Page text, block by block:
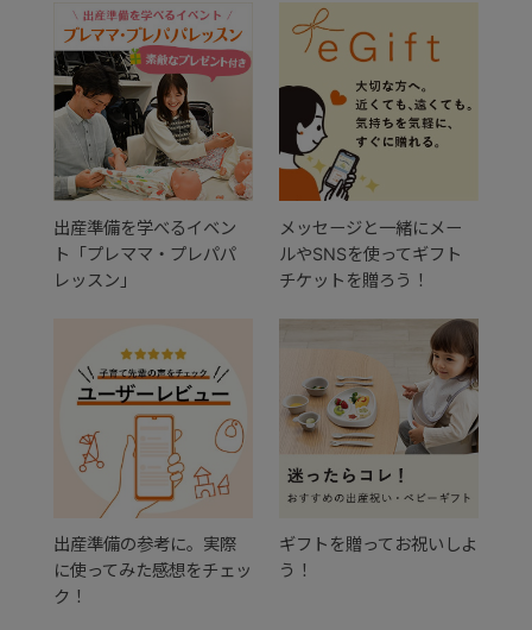
出産準備を学べるイベン
ト「プレママ・プレパパ
レッスン」
メッセージと一緒にメー
ルやSNSを使ってギフト
チケットを贈ろう！
出産準備の参考に。実際
に使ってみた感想をチェッ
ク！
ギフトを贈ってお祝いしよ
う！